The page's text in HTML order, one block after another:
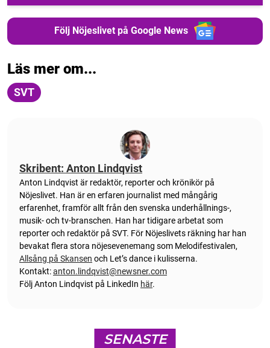
Följ Nöjeslivet på Google News
Läs mer om...
SVT
Skribent: Anton Lindqvist
Anton Lindqvist är redaktör, reporter och krönikör på
Nöjeslivet. Han är en erfaren journalist med mångårig
erfarenhet, framför allt från den svenska underhållnings-,
musik- och tv-branschen. Han har tidigare arbetat som
reporter och redaktör på SVT. För Nöjeslivets räkning har han
bevakat flera stora nöjesevenemang som Melodifestivalen,
Allsång på Skansen och Let’s dance i kulisserna.
Kontakt:anton.lindqvist@newsner.com
Följ Anton Lindqvist på LinkedIn här.
SENASTE